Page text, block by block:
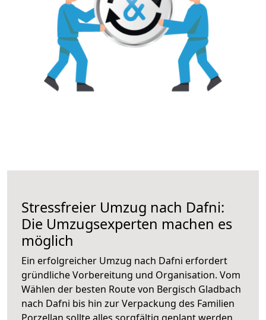
Stressfreier Umzug nach Dafni:
Die Umzugsexperten machen es
möglich
Ein erfolgreicher Umzug nach Dafni erfordert
gründliche Vorbereitung und Organisation. Vom
Wählen der besten Route von Bergisch Gladbach
nach Dafni bis hin zur Verpackung des Familien